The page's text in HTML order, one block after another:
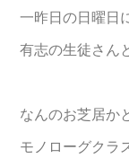
一昨日の日曜日
有志の生徒さん
なんのお芝居か
モノローグクラ